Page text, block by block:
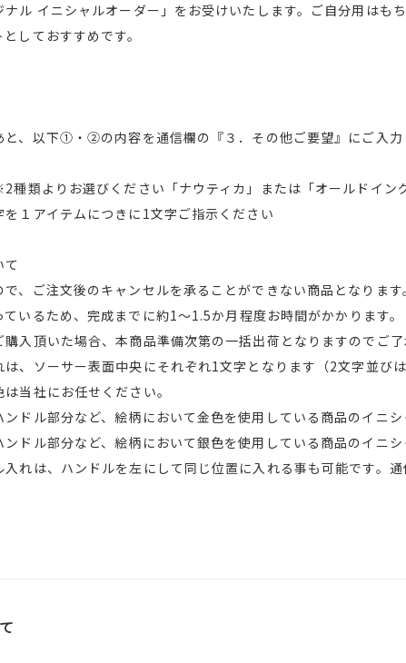
ナル イニシャルオーダー」をお受けいたします。ご自分用はも
しておすすめです。
と、以下①・②の内容を通信欄の『３．その他ご要望』にご入力
類よりお選びください「ナウティカ」または「オールドイング
１アイテムにつきに1文字ご指示ください
、ご注文後のキャンセルを承ることができない商品となります。
いるため、完成までに約1～1.5か月程度お時間がかかります。
入頂いた場合、本商品準備次第の一括出荷となりますのでご了
、ソーサー表面中央にそれぞれ1文字となります（2文字並びは
当社にお任せください。
ドル部分など、絵柄において金色を使用している商品のイニシ
ドル部分など、絵柄において銀色を使用している商品のイニシ
れは、ハンドルを左にして同じ位置に入れる事も可能です。